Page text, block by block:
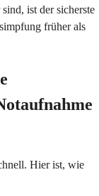
ist der sicherste
früher als
Hier ist, wie